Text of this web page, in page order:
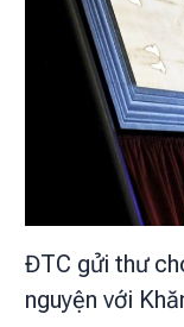
ĐTC gửi thư
nguyện với